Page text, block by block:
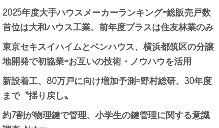
2025年度大手ハウスメーカーランキング=総販売戸数
首位は大和ハウス工業、前年度プラスは住友林業のみ
東京セキスイハイムとベンハウス、横浜都筑区の分譲
地開発で初協業=お互いの技術・ノウハウを活用
新設着工、80万戸に向け増加予測=野村総研、30年度
まで〝揺り戻し〟
約7割が物理鍵で管理、小学生の鍵管理に関する意識